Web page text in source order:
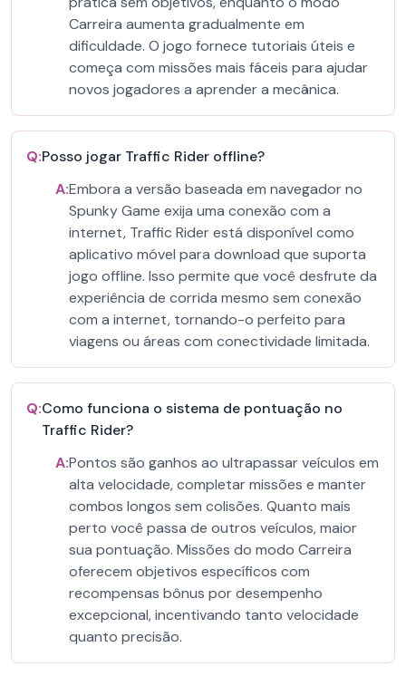
Carreira aumenta gradualmente em
dificuldade. O jogo fornece tutoriais úteis e
começa com missões mais fáceis para ajudar
novos jogadores a aprender a mecânica.
Q:Posso jogar Traffic Rider offline?
A:Embora a versão baseada em navegador no
Spunky Game exija uma conexão com a
internet, Traffic Rider está disponível como
aplicativo móvel para download que suporta
jogo offline. Isso permite que você desfrute da
experiência de corrida mesmo sem conexão
com a internet, tornando-o perfeito para
viagens ou áreas com conectividade limitada.
Q:Como funciona o sistema de pontuação no
Traffic Rider?
A:Pontos são ganhos ao ultrapassar veículos em
alta velocidade, completar missões e manter
combos longos sem colisões. Quanto mais
perto você passa de outros veículos, maior
sua pontuação. Missões do modo Carreira
oferecem objetivos específicos com
recompensas bônus por desempenho
excepcional, incentivando tanto velocidade
quanto precisão.